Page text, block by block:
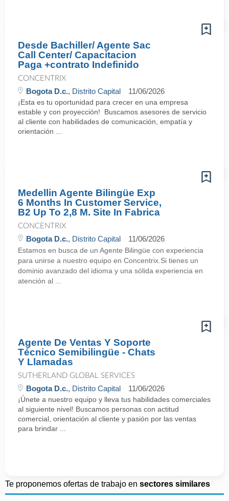
Desde Bachiller/ Agente Sac
Call Center/ Capacitacion
Paga +contrato Indefinido
CONCENTRIX
Bogota D.c., Distrito Capital 11/06/2026
¡Esta es tu oportunidad para crecer en una empresa
estable y con proyección! Buscamos asesores de servicio
al cliente con habilidades de comunicación, empatía y
orientación ...
Medellin Agente Bilingüe Exp
6 Months In Customer Service,
B2 Up To 2,8 M. Site In Fabrica
CONCENTRIX
Bogota D.c., Distrito Capital 11/06/2026
Estamos en busca de un Agente Bilingüe con experiencia
para unirse a nuestro equipo en Concentrix.Si tienes un
dominio avanzado del idioma y una sólida experiencia en
atención al ...
Agente De Ventas Y Soporte
Técnico Semibilingüe - Chats
Y Llamadas
SUTHERLAND GLOBAL SERVICES
Bogota D.c., Distrito Capital 11/06/2026
¡Únete a nuestro equipo y lleva tus habilidades comerciales
al siguiente nivel! Buscamos personas con actitud
comercial, orientación al cliente y pasión por las ventas
para brindar ...
Te proponemos ofertas de trabajo en sectores similares